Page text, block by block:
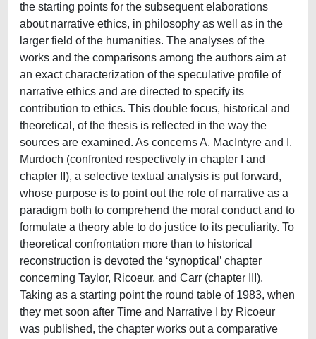
the starting points for the subsequent elaborations
about narrative ethics, in philosophy as well as in the
larger field of the humanities. The analyses of the
works and the comparisons among the authors aim at
an exact characterization of the speculative profile of
narrative ethics and are directed to specify its
contribution to ethics. This double focus, historical and
theoretical, of the thesis is reflected in the way the
sources are examined. As concerns A. MacIntyre and I.
Murdoch (confronted respectively in chapter I and
chapter II), a selective textual analysis is put forward,
whose purpose is to point out the role of narrative as a
paradigm both to comprehend the moral conduct and to
formulate a theory able to do justice to its peculiarity. To
theoretical confrontation more than to historical
reconstruction is devoted the ‘synoptical’ chapter
concerning Taylor, Ricoeur, and Carr (chapter III).
Taking as a starting point the round table of 1983, when
they met soon after Time and Narrative I by Ricoeur
was published, the chapter works out a comparative